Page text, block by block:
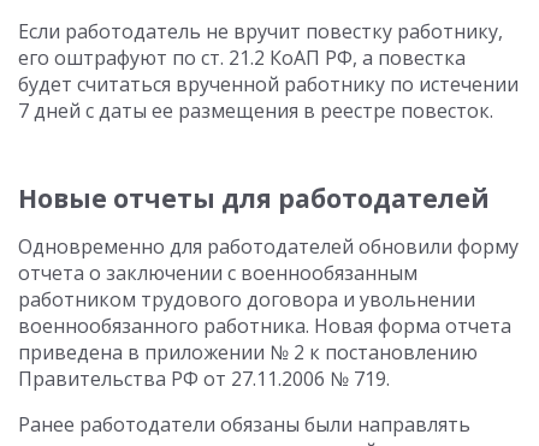
Если работодатель не вручит повестку работнику,
его оштрафуют по ст. 21.2 КоАП РФ, а повестка
будет считаться врученной работнику по истечении
7 дней с даты ее размещения в реестре повесток.
Новые отчеты для работодателей
Одновременно для работодателей обновили форму
отчета о заключении с военнообязанным
работником трудового договора и увольнении
военнообязанного работника. Новая форма отчета
приведена в приложении № 2 к постановлению
Правительства РФ от 27.11.2006 № 719.
Ранее работодатели обязаны были направлять